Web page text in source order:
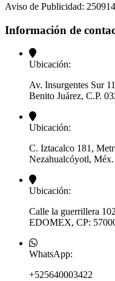
Aviso de Publicidad:
Información de
Ubicación:
Av. Insurgentes Sur
Benito Juárez, C.P.
Ubicación:
C. Iztacalco 181,
Nezahualcóyotl, Méx.
Ubicación:
Calle la guerrillera
EDOMEX, CP:
WhatsApp:
+525640003422